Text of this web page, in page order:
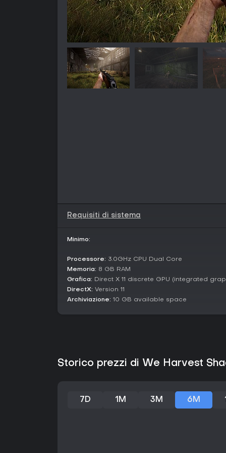
Requisiti di sistema
Minimo:
Processore: 3.0GHz CPU Dual Core
Memoria: 8 GB RAM
Grafica: Direct X 11 discrete GPU (integrated
DirectX: Version 11
Archiviazione: 10 GB available space
Storico prezzi di We Harvest
7D 1M 3M 6M